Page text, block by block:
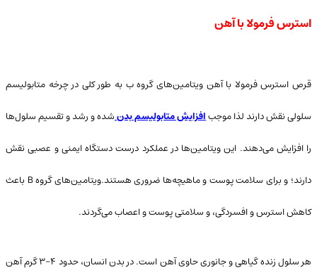
استرس فرمولا با آهن
قرص استرس فرمولا با آهن ویتامین‌های گروه ب به طور کلی در چرخه متابولیسم
سلولی نقش دارند لذا موجبافزایش متابولیسم بدنشده و رشد و تقسیم سلول‌ها
را افزایش می‌دهند. این ویتامین‌ها در عملکرد درست دستگاه ایمنی و عصبی نقش
دارند؛ و برای سلامت پوست و ماهیچه‌ها ضروری هستند.ویتامین‌های گروه B باعث
کاهش استرس و افسردگی، و سلامتی پوست و اعصاب می‌گردند.
هر سلول زنده گیاهی و جانوری حاوی آهن است. در بدن انسان، حدود ۴-۳ گرم آهن